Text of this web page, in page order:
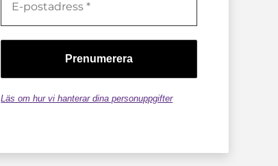
Läs om hur vi hanterar dina personuppgifter